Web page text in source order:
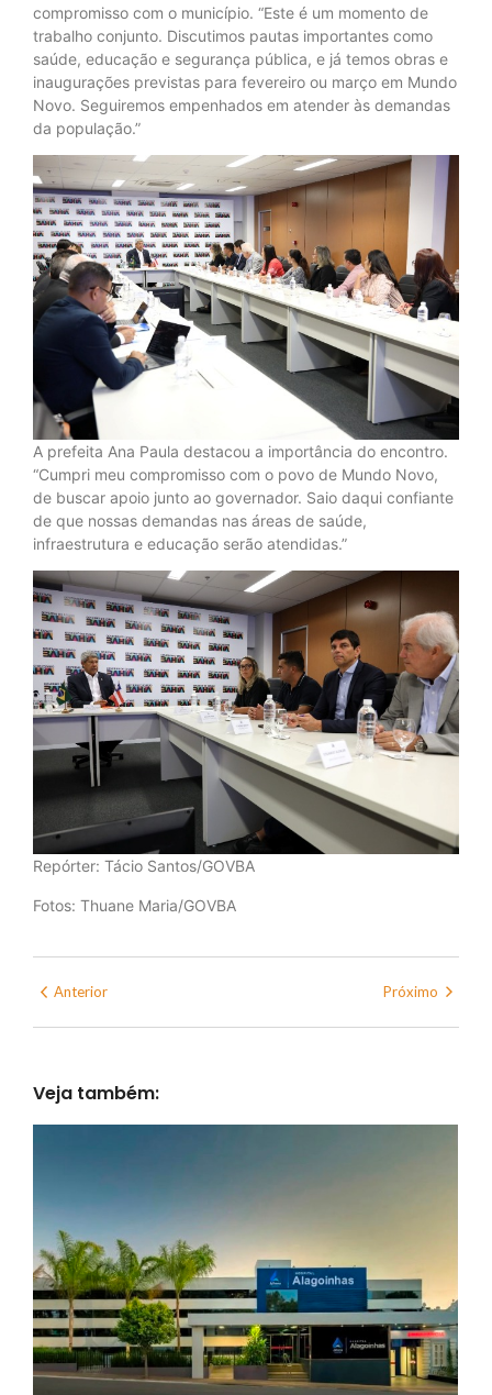
compromisso com o município. “Este é um momento de
trabalho conjunto. Discutimos pautas importantes como
saúde, educação e segurança pública, e já temos obras e
inaugurações previstas para fevereiro ou março em Mundo
Novo. Seguiremos empenhados em atender às demandas
da população.”
A prefeita Ana Paula destacou a importância do encontro.
“Cumpri meu compromisso com o povo de Mundo Novo,
de buscar apoio junto ao governador. Saio daqui confiante
de que nossas demandas nas áreas de saúde,
infraestrutura e educação serão atendidas.”
Repórter: Tácio Santos/GOVBA
Fotos: Thuane Maria/GOVBA
Anterior Próximo
Veja também: